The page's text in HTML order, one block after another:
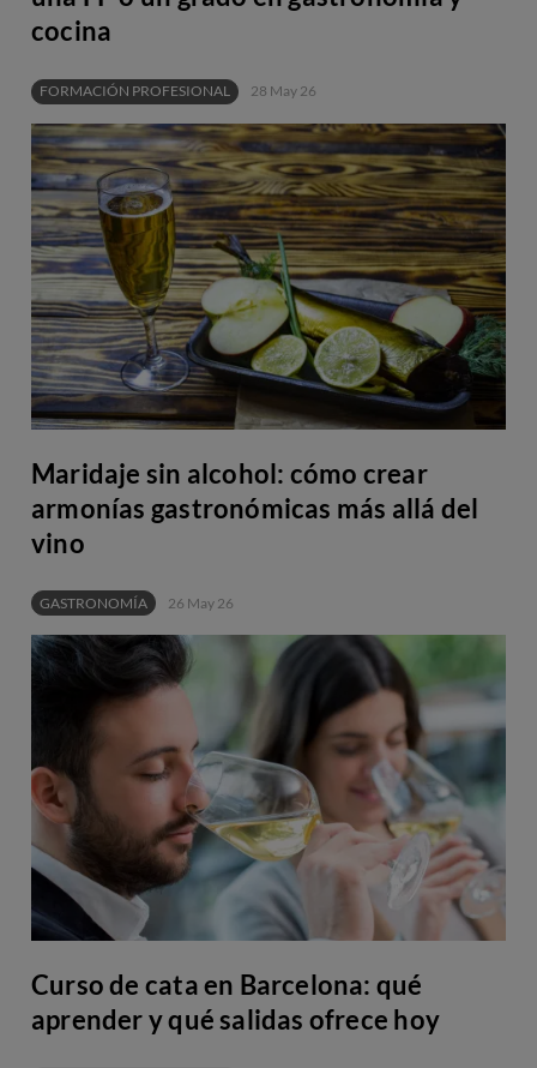
cocina
FORMACIÓN PROFESIONAL 28 May 26
Maridaje sin alcohol: cómo crear
armonías gastronómicas más allá del
vino
GASTRONOMÍA 26 May 26
Curso de cata en Barcelona: qué
aprender y qué salidas ofrece hoy